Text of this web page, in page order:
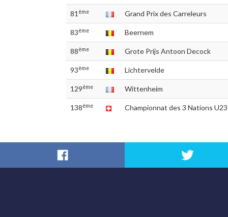
81ème Grand Prix des Carreleurs
83ème Beernem
88ème Grote Prijs Antoon Decock
93ème Lichtervelde
129ème Wittenheim
138ème Championnat des 3 Nations U23